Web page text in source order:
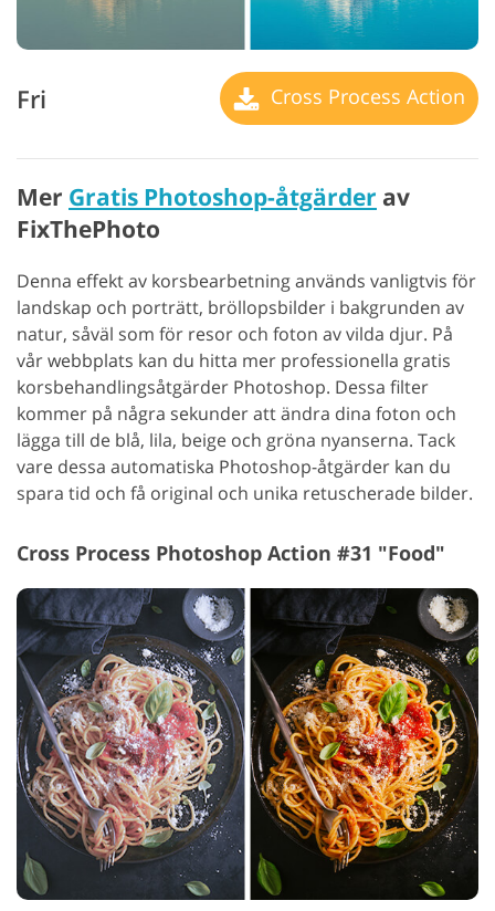
Fri Cross Process Action
Mer Gratis Photoshop-åtgärder av
FixThePhoto
Denna effekt av korsbearbetning används vanligtvis för
landskap och porträtt, bröllopsbilder i bakgrunden av
natur, såväl som för resor och foton av vilda djur. På
vår webbplats kan du hitta mer professionella gratis
korsbehandlingsåtgärder Photoshop. Dessa filter
kommer på några sekunder att ändra dina foton och
lägga till de blå, lila, beige och gröna nyanserna. Tack
vare dessa automatiska Photoshop-åtgärder kan du
spara tid och få original och unika retuscherade bilder.
Cross Process Photoshop Action #31 "Food"